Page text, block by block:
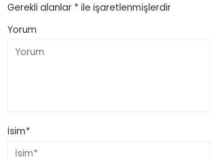
Gerekli alanlar * ile işaretlenmişlerdir
Yorum
İsim*